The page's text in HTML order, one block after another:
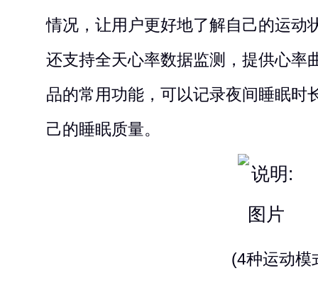
情况，让用户更好地了解自己的运动
还支持全天心率数据监测，提供心率
品的常用功能，可以记录夜间睡眠时
己的睡眠质量。
(4种运动模